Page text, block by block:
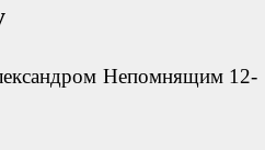
Непомнящим 12-